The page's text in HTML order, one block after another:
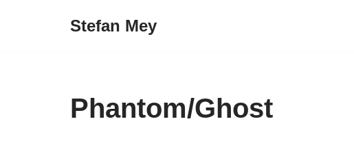
Stefan Mey
Phantom/Ghost